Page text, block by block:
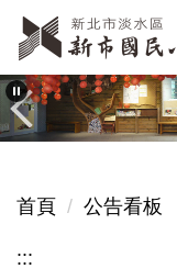
跳
到
主
要
內
區
首頁 公告看板
:::